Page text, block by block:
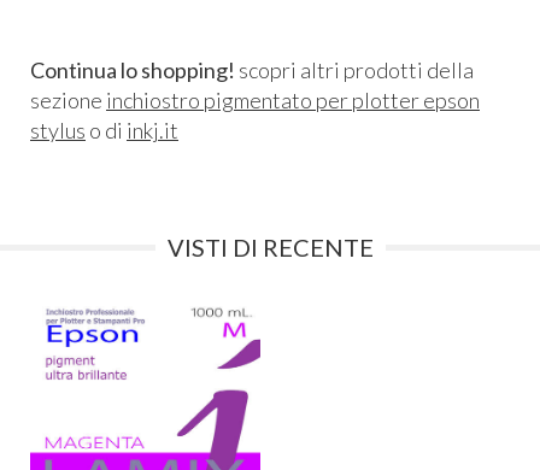
Continua lo shopping! scopri altri prodotti della
sezione inchiostro pigmentato per plotter epson
stylus o di inkj.it
VISTI DI RECENTE